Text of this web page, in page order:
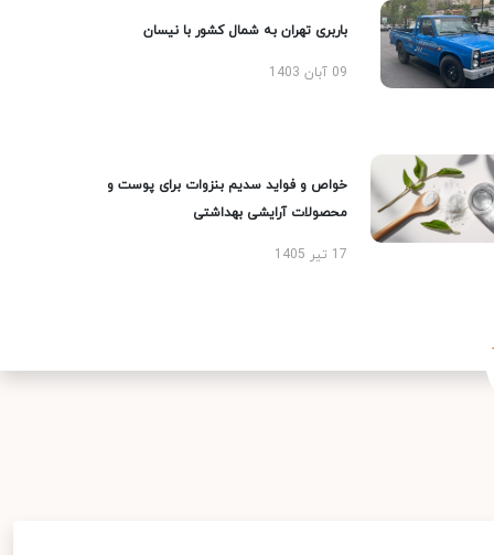
باربری تهران به شمال کشور با نیسان
09 آبان 1403
خواص و فواید سدیم بنزوات برای پوست و
محصولات آرایشی بهداشتی
17 تیر 1405